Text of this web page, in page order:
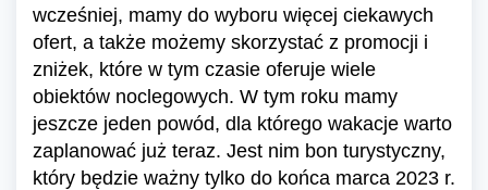
wcześniej, mamy do wyboru więcej ciekawych
ofert, a także możemy skorzystać z promocji i
zniżek, które w tym czasie oferuje wiele
obiektów noclegowych. W tym roku mamy
jeszcze jeden powód, dla którego wakacje warto
zaplanować już teraz. Jest nim bon turystyczny,
który będzie ważny tylko do końca marca 2023 r.